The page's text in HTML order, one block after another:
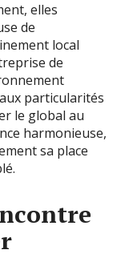
elles
de
local
de
particularités
le global au
harmonieuse,
sa place